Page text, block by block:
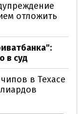
отложить
в суд
в Техасе